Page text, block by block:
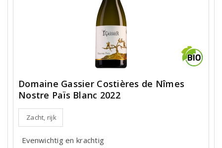
Domaine Gassier Costières de Nîmes
Nostre Païs Blanc 2022
Zacht, rijk
Evenwichtig en krachtig